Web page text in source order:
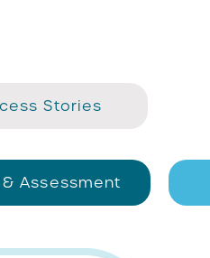
Stories
Assessment